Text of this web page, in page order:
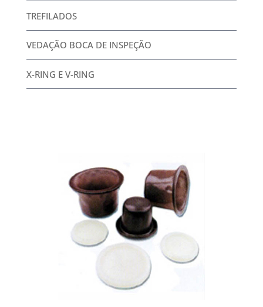
TREFILADOS
VEDAÇÃO BOCA DE INSPEÇÃO
X-RING E V-RING